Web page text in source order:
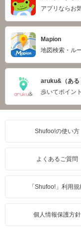
アプリならお
Mapion
地図検索・ル
aruku&（ある
歩いてポイン
Shufoo!の使い方
よくあるご質問
「Shufoo!」利用規
個人情報保護方針